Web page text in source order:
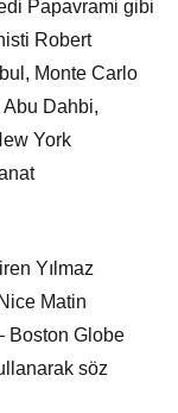
Papavrami gibi
Robert
Monte Carlo
Dahbi,
York
Yılmaz
Matin
Boston Globe
söz